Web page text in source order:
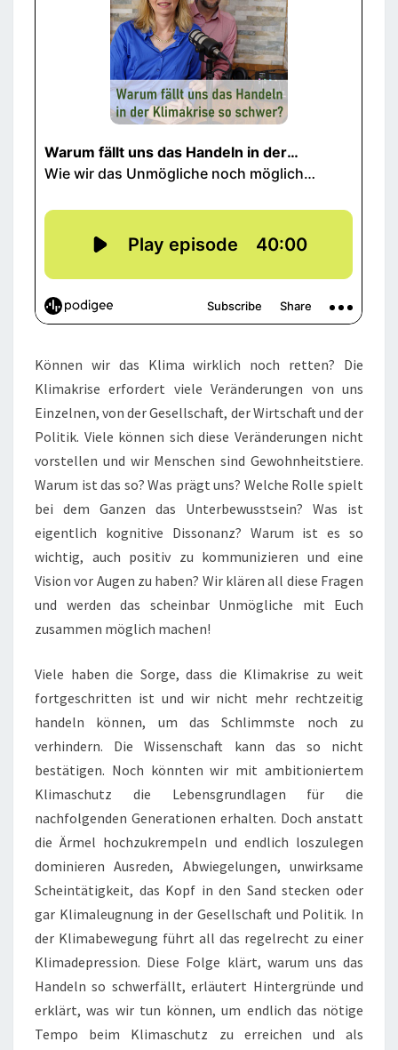
Können wir das Klima wirklich noch retten? Die
Klimakrise erfordert viele Veränderungen von uns
Einzelnen, von der Gesellschaft, der Wirtschaft und der
Politik. Viele können sich diese Veränderungen nicht
vorstellen und wir Menschen sind Gewohnheitstiere.
Warum ist das so? Was prägt uns? Welche Rolle spielt
bei dem Ganzen das Unterbewusstsein? Was ist
eigentlich kognitive Dissonanz? Warum ist es so
wichtig, auch positiv zu kommunizieren und eine
Vision vor Augen zu haben? Wir klären all diese Fragen
und werden das scheinbar Unmögliche mit Euch
zusammen möglich machen!
Viele haben die Sorge, dass die Klimakrise zu weit
fortgeschritten ist und wir nicht mehr rechtzeitig
handeln können, um das Schlimmste noch zu
verhindern. Die Wissenschaft kann das so nicht
bestätigen. Noch könnten wir mit ambitioniertem
Klimaschutz die Lebensgrundlagen für die
nachfolgenden Generationen erhalten. Doch anstatt
die Ärmel hochzukrempeln und endlich loszulegen
dominieren Ausreden, Abwiegelungen, unwirksame
Scheintätigkeit, das Kopf in den Sand stecken oder
gar Klimaleugnung in der Gesellschaft und Politik. In
der Klimabewegung führt all das regelrecht zu einer
Klimadepression. Diese Folge klärt, warum uns das
Handeln so schwerfällt, erläutert Hintergründe und
erklärt, was wir tun können, um endlich das nötige
Tempo beim Klimaschutz zu erreichen und als